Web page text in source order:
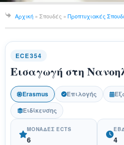
Αρχική » Σπουδές » Προπτυχιακές
ECE354
Εισαγωγή στη
Erasmus Επιλογής
Ειδίκευσης
ΜΟΝΆΔΕΣ ECTS
6 4